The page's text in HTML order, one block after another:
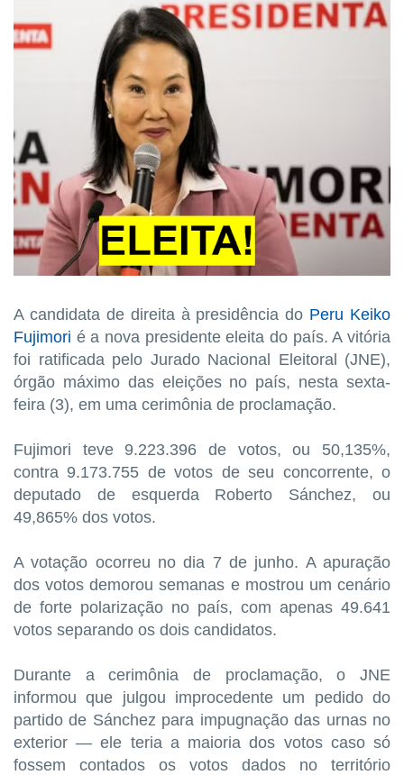
A candidata de direita à presidência do Peru Keiko
Fujimori é a nova presidente eleita do país. A vitória
foi ratificada pelo Jurado Nacional Eleitoral (JNE),
órgão máximo das eleições no país, nesta sexta-
feira (3), em uma cerimônia de proclamação.
Fujimori teve 9.223.396 de votos, ou 50,135%,
contra 9.173.755 de votos de seu concorrente, o
deputado de esquerda Roberto Sánchez, ou
49,865% dos votos.
A votação ocorreu no dia 7 de junho. A apuração
dos votos demorou semanas e mostrou um cenário
de forte polarização no país, com apenas 49.641
votos separando os dois candidatos.
Durante a cerimônia de proclamação, o JNE
informou que julgou improcedente um pedido do
partido de Sánchez para impugnação das urnas no
exterior — ele teria a maioria dos votos caso só
fossem contados os votos dados no território